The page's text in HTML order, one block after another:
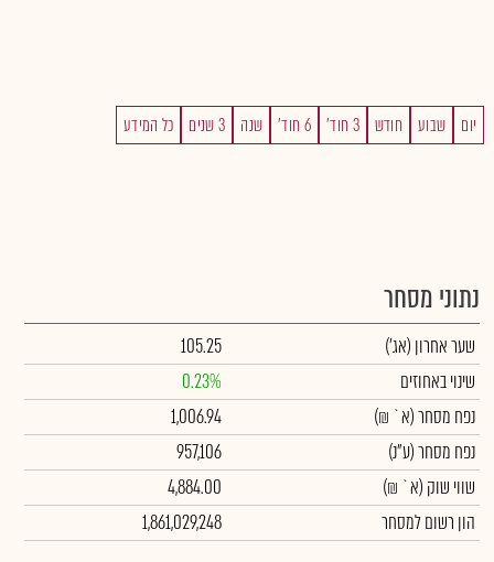
יום שבוע חודש 3 חוד' 6 חוד' שנה 3 שנים כל המידע
נתוני מסחר
שער אחרון (אג')
105.25
שינוי באחוזים
0.23%
נפח מסחר(א` ₪)
1,006.94
נפח מסחר(ע"נ)
957,106
שווי שוק (א` ₪)
4,884.00
הון רשום למסחר
1,861,029,248